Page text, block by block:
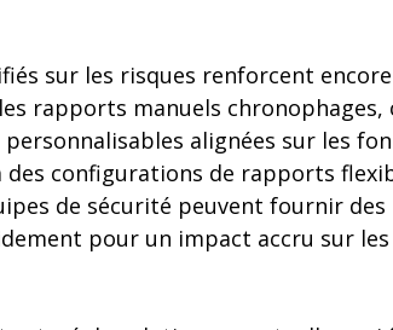
sur les risques renforcent
rapports manuels chronophages,
alignées sur les
des configurations de rapports
de sécurité peuvent fournir des
pour un impact accru sur